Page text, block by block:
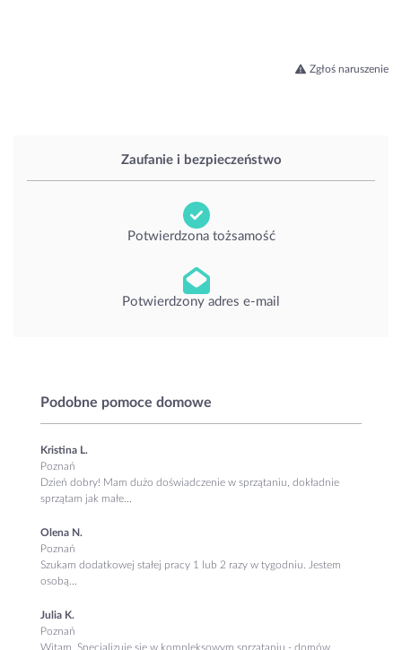
Zaufanie i bezpieczeństwo
Potwierdzona tożsamość
Potwierdzony adres e-mail
Podobne pomoce domowe
Kristina L.
Poznań
Dzień dobry! Mam dużo doświadczenie w sprzątaniu, dokładnie
sprzątam jak małe...
Olena N.
Poznań
Szukam dodatkowej stałej pracy 1 lub 2 razy w tygodniu. Jestem
osobą...
Julia K.
Poznań
Witam, Specjalizuję się w kompleksowym sprzątaniu - domów ,
Zgłoś naruszenie